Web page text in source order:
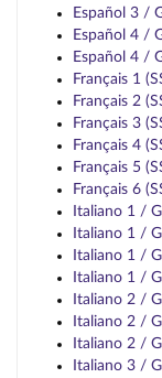
Español 3 /
Español 4 /
Español 4 /
Français 1
Français 2
Français 3
Français 4
Français 5
Français 6
Italiano 1 /
Italiano 1 /
Italiano 1 /
Italiano 1 /
Italiano 2 /
Italiano 2 /
Italiano 2 /
Italiano 3 /